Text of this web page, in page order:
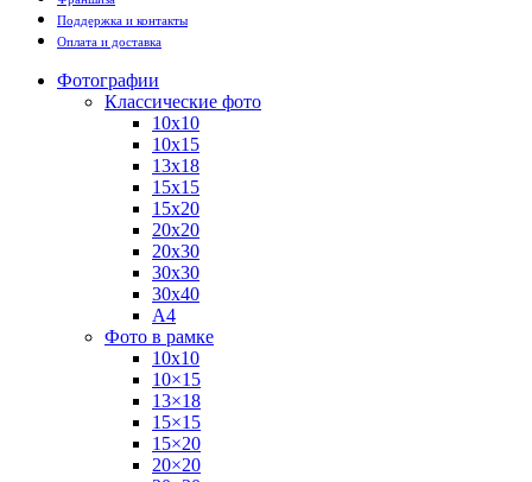
Поддержка и контакты
Оплата и доставка
Фотографии
Классические фото
10х10
10х15
13х18
15х15
15х20
20х20
20х30
30х30
30х40
А4
Фото в рамке
10х10
10×15
13×18
15×15
15×20
20×20